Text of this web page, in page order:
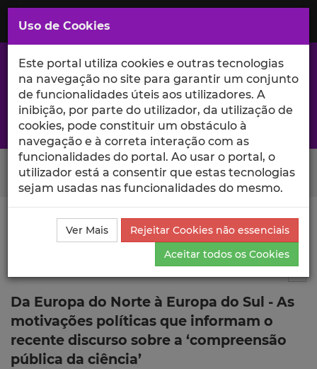
Saltar
para
Conteúdo
Principal
A excelência da investigação e ciência no Iscte
Search Button
Ciência_Iscte Publicações
Descrição Detalhada da
Publicação
Da Europa do Norte à Europa do Sul - As
motivações políticas que informam o
recente discurso sobre a ‘compreensão
pública da ciência’
Uso de Cookies
Este portal utiliza cookies e outras tecnologias
na navegação no site para garantir um conjunto
de funcionalidades úteis aos utilizadores. A
inibição, por parte do utilizador, da utilização de
cookies, pode constituir um obstáculo à
navegação e à correta interação com as
funcionalidades do portal. Ao usar o portal, o
utilizador está a consentir que estas tecnologias
sejam usadas nas funcionalidades do mesmo.
Ver Mais
Rejeitar Cookies não essenciais
Aceitar todos os Cookies